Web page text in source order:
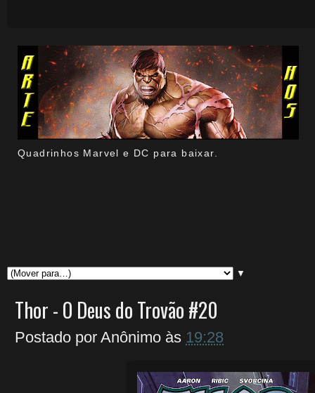
Quadrinhos Marvel e DC para baixar.
▼
Thor - O Deus do Trovão #20
Postado por Anônimo às 19:28